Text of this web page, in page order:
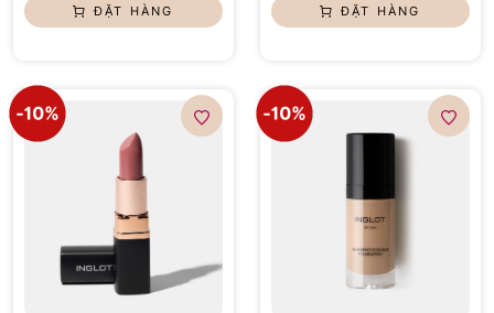
ĐẶT HÀNG ĐẶT HÀNG